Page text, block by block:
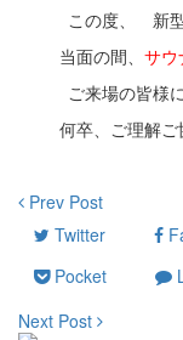
この度、 新型
当面の間、 サウ
ご来場の皆様
何卒、ご理解ご
Prev Post
Twitter
Pocket
Next Post